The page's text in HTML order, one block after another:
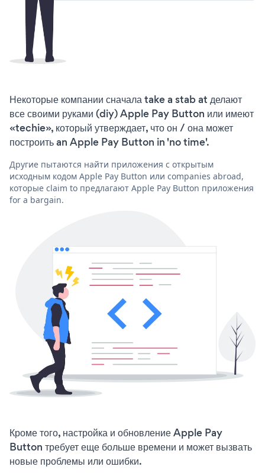
Некоторые компании сначала take a stab at делают
все своими руками (diy) Apple Pay Button или имеют
«techie», который утверждает, что он / она может
построить an Apple Pay Button in 'no time'.
Другие пытаются найти приложения с открытым
исходным кодом Apple Pay Button или companies abroad,
которые claim to предлагают Apple Pay Button приложения
for a bargain.
Кроме того, настройка и обновление Apple Pay
Button требует еще больше времени и может вызвать
новые проблемы или ошибки.